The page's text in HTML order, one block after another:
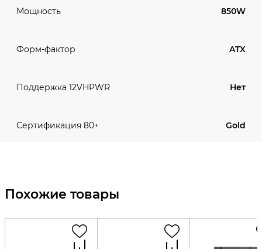
Мощность 850W
Форм-фактор ATX
Поддержка 12VHPWR Нет
Сертификация 80+ Gold
Похожие товары